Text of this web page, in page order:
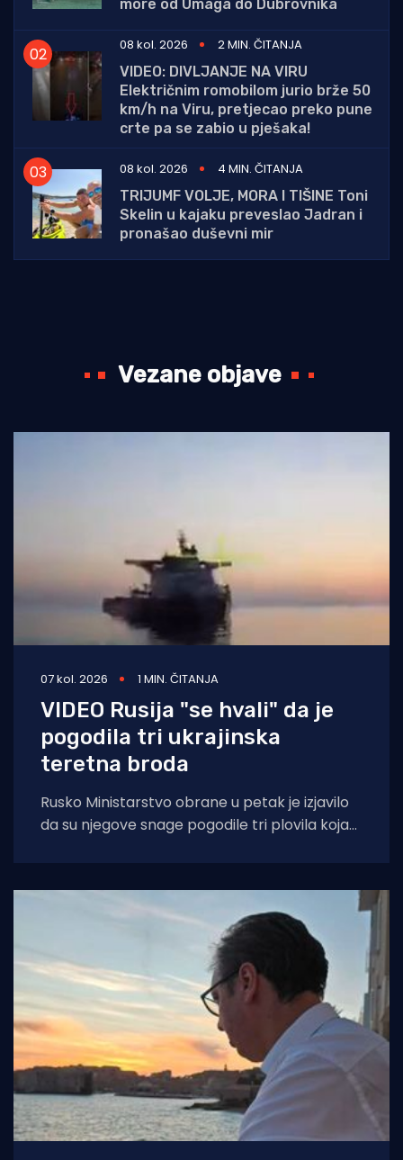
more od Umaga do Dubrovnika
08 kol. 2026
2 MIN. ČITANJA
VIDEO: DIVLJANJE NA VIRU
Električnim romobilom jurio brže 50
km/h na Viru, pretjecao preko pune
crte pa se zabio u pješaka!
08 kol. 2026
4 MIN. ČITANJA
TRIJUMF VOLJE, MORA I TIŠINE Toni
Skelin u kajaku preveslao Jadran i
pronašao duševni mir
Vezane objave
07 kol. 2026 1 MIN. ČITANJA
VIDEO Rusija "se hvali" da je
pogodila tri ukrajinska
teretna broda
Rusko Ministarstvo obrane u petak je izjavilo
da su njegove snage pogodile tri plovila koja